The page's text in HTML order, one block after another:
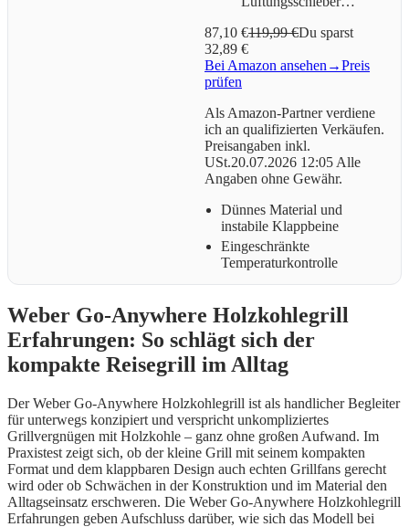
87,10 €119,99 €Du sparst
32,89 €
Bei Amazon ansehen →Preis
prüfen
Als Amazon-Partner verdiene
ich an qualifizierten Verkäufen.
Preisangaben inkl.
USt.20.07.2026 12:05 Alle
Angaben ohne Gewähr.
Dünnes Material und
instabile Klappbeine
Eingeschränkte
Temperaturkontrolle
Weber Go-Anywhere Holzkohlegrill
Erfahrungen: So schlägt sich der
kompakte Reisegrill im Alltag
Der Weber Go-Anywhere Holzkohlegrill ist als handlicher Begleiter
für unterwegs konzipiert und verspricht unkompliziertes
Grillvergnügen mit Holzkohle – ganz ohne großen Aufwand. Im
Praxistest zeigt sich, ob der kleine Grill mit seinem kompakten
Format und dem klappbaren Design auch echten Grillfans gerecht
wird oder ob Schwächen in der Konstruktion und im Material den
Alltagseinsatz erschweren. Die Weber Go-Anywhere Holzkohlegrill
Erfahrungen geben Aufschluss darüber, wie sich das Modell bei